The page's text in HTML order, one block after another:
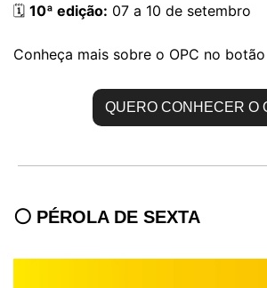
🗓 10ª edição: 07 a 10 de setembro
Conheça mais sobre o OPC no
QUERO CONHECER O
⚪ PÉROLA DE SEXTA